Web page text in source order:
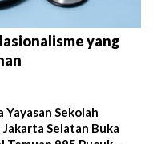
yang
Yayasan Sekolah
Jakarta Selatan Buka